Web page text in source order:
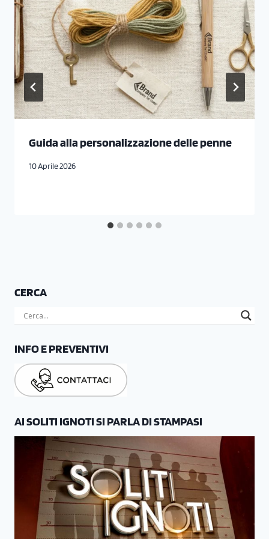
Guida alla personalizzazione delle penne
10 Aprile 2026
CERCA
INFO E PREVENTIVI
AI SOLITI IGNOTI SI PARLA DI STAMPASI